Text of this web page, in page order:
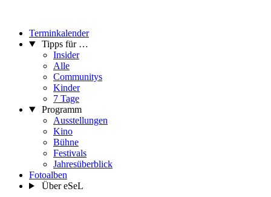
Terminkalender
Tipps für …
Insider
Alle
Communitys
Kinder
7 Tage
Programm
Ausstellungen
Kino
Bühne
Festivals
Jahresüberblick
Fotoalben
Über eSeL